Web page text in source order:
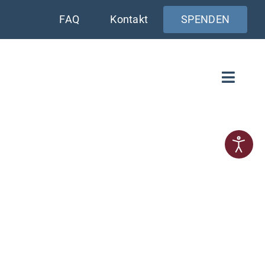
FAQ Kontakt SPENDEN
Toggle